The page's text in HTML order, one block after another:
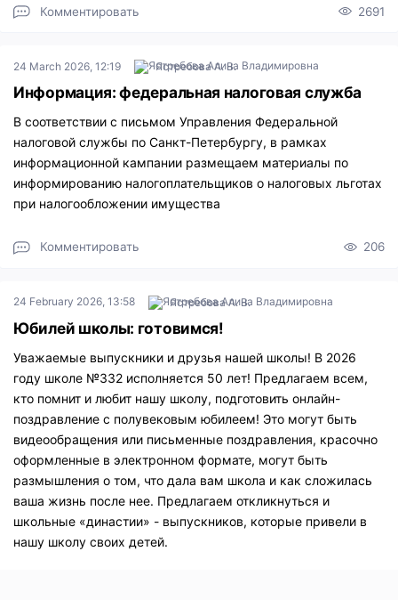
Комментировать 2691
24 March 2026, 12:19 Ястребова А. В.
Информация: федеральная налоговая служба
В соответствии с письмом Управления Федеральной
налоговой службы по Санкт-Петербургу, в рамках
информационной кампании размещаем материалы по
информированию налогоплательщиков о налоговых льготах
при налогообложении имущества
Комментировать 206
24 February 2026, 13:58 Ястребова А. В.
Юбилей школы: готовимся!
Уважаемые выпускники и друзья нашей школы! В 2026
году школе №332 исполняется 50 лет! Предлагаем всем,
кто помнит и любит нашу школу, подготовить онлайн-
поздравление с полувековым юбилеем! Это могут быть
видеообращения или письменные поздравления, красочно
оформленные в электронном формате, могут быть
размышления о том, что дала вам школа и как сложилась
ваша жизнь после нее. Предлагаем откликнуться и
школьные «династии» - выпускников, которые привели в
нашу школу своих детей.